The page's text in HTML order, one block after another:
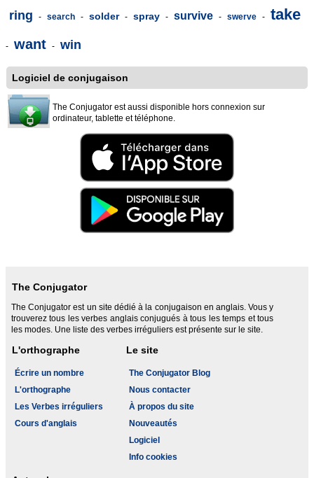
ring - search - solder - spray - survive - swerve - take
- want - win
Logiciel de conjugaison
The Conjugator est aussi disponible hors connexion sur
ordinateur, tablette et téléphone.
The Conjugator
The Conjugator est un site dédié à la conjugaison en anglais. Vous y
trouverez tous les verbes anglais conjugués à tous les temps et tous
les modes. Une liste des verbes irréguliers est présente sur le site.
L'orthographe
Écrire un nombre
L'orthographe
Les Verbes irréguliers
Cours d'anglais
Le site
The Conjugator Blog
Nous contacter
À propos du site
Nouveautés
Logiciel
Info cookies